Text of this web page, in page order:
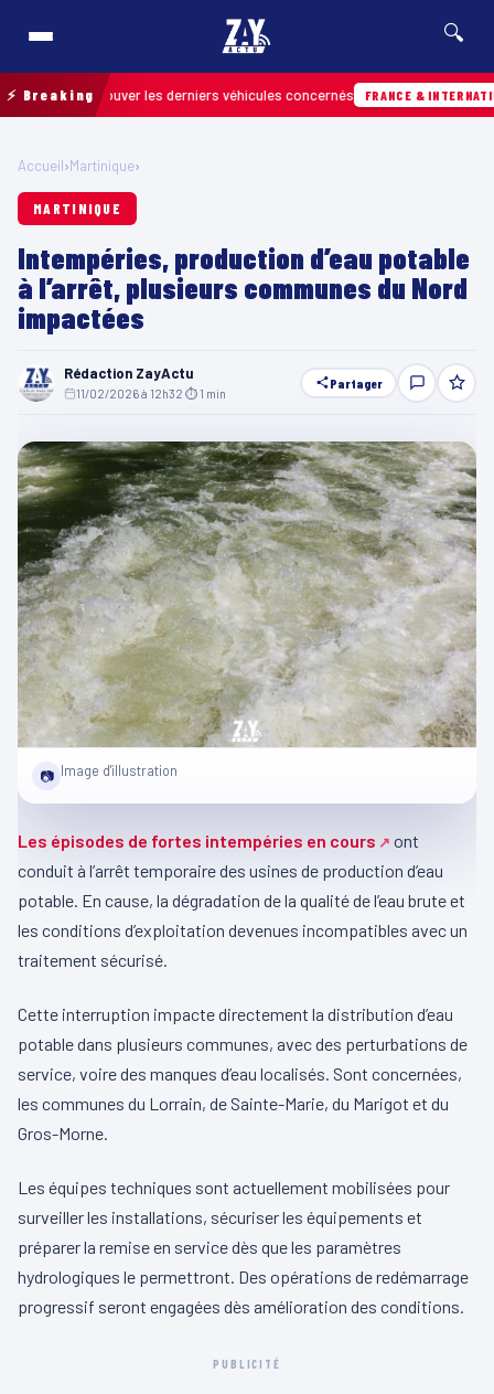
🔍
⚡ Breaking
retrouver les derniers véhicules concernés FRANCE & INTERNATIONALE
Accueil›Martinique›
MARTINIQUE
Intempéries, production d’eau potable
à l’arrêt, plusieurs communes du Nord
impactées
Rédaction ZayActu
11/02/2026 à 12h32 ⏱ 1 min
Partager
📷 Image d'illustration
Les épisodes de fortes intempéries en cours
ont
conduit à l’arrêt temporaire des usines de production d’eau
potable. En cause, la dégradation de la qualité de l’eau brute et
les conditions d’exploitation devenues incompatibles avec un
traitement sécurisé.
Cette interruption impacte directement la distribution d’eau
potable dans plusieurs communes, avec des perturbations de
service, voire des manques d’eau localisés. Sont concernées,
les communes du Lorrain, de Sainte-Marie, du Marigot et du
Gros-Morne.
Les équipes techniques sont actuellement mobilisées pour
surveiller les installations, sécuriser les équipements et
préparer la remise en service dès que les paramètres
hydrologiques le permettront. Des opérations de redémarrage
progressif seront engagées dès amélioration des conditions.
PUBLICITÉ